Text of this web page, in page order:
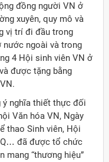
đồng người VN ở
xuyên, quy mô và
vị trí đi đầu trong
nước ngoài và trong
4 Hội sinh viên VN ở
được tặng bằng
ý nghĩa thiết thực đối
Văn hóa VN, Ngày
thao Sinh viên, Hội
đã được tổ chức
mang “thương hiệu”